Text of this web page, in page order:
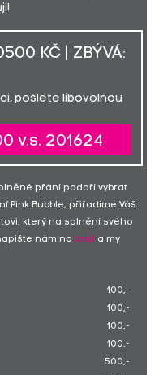
KČ | ZBÝVÁ:
pošlete libovolnou
v.s. 201624
přání podaří vybrat
Pink Bubble, přiřadíme Váš
který na splnění svého
nám na mail
a my
100,-
100,-
100,-
100,-
500,-